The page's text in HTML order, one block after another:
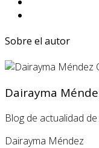
Sobre el autor
Dairayma
Blog de actualidad
Dairayma Méndez